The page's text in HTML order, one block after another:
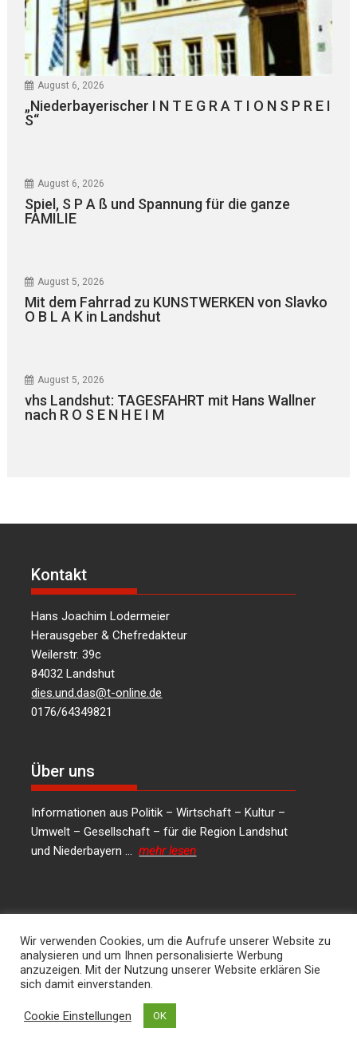
August 6, 2026
„Niederbayerischer I N T E G R A T I O N S P R E I
S“
August 6, 2026
Spiel, S P A ß und Spannung für die ganze
FAMILIE
August 5, 2026
Mit dem Fahrrad zu KUNSTWERKEN von Slavko
O B L A K in Landshut
August 5, 2026
vhs Landshut: TAGESFAHRT mit Hans Wallner
nach R O S E N H E I M
Kontakt
Hans Joachim Lodermeier
Herausgeber & Chefredakteur
Weilerstr. 39c
84032 Landshut
dies.und.das@t-online.de
0176/64349821
Über uns
Informationen aus Politik – Wirtschaft – Kultur –
Umwelt – Gesellschaft – für die Region Landshut
und Niederbayern …mehr lesen
LinkedIn
Facebook
Instagram
X
Kontakt
Wir verwenden Cookies, um die Aufrufe unserer Website zu
analysieren und um Ihnen personalisierte Werbung
anzuzeigen. Mit der Nutzung unserer Website erklären Sie
sich damit einverstanden.
Cookie Einstellungen OK